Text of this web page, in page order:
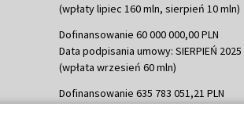
(wpłaty lipiec 160 mln, sierpień 10 mln)
Dofinansowanie 60 000 000,00 PLN
Data podpisania umowy: SIERPIEŃ 2025
(wpłata wrzesień 60 mln)
Dofinansowanie 635 783 051,21 PLN